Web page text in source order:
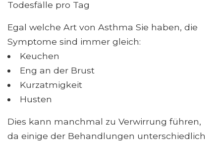
Todesfälle pro Tag
Egal welche Art von Asthma Sie haben, die
Symptome sind immer gleich:
Keuchen
Eng an der Brust
Kurzatmigkeit
Husten
Dies kann manchmal zu Verwirrung führen,
da einige der Behandlungen unterschiedlich